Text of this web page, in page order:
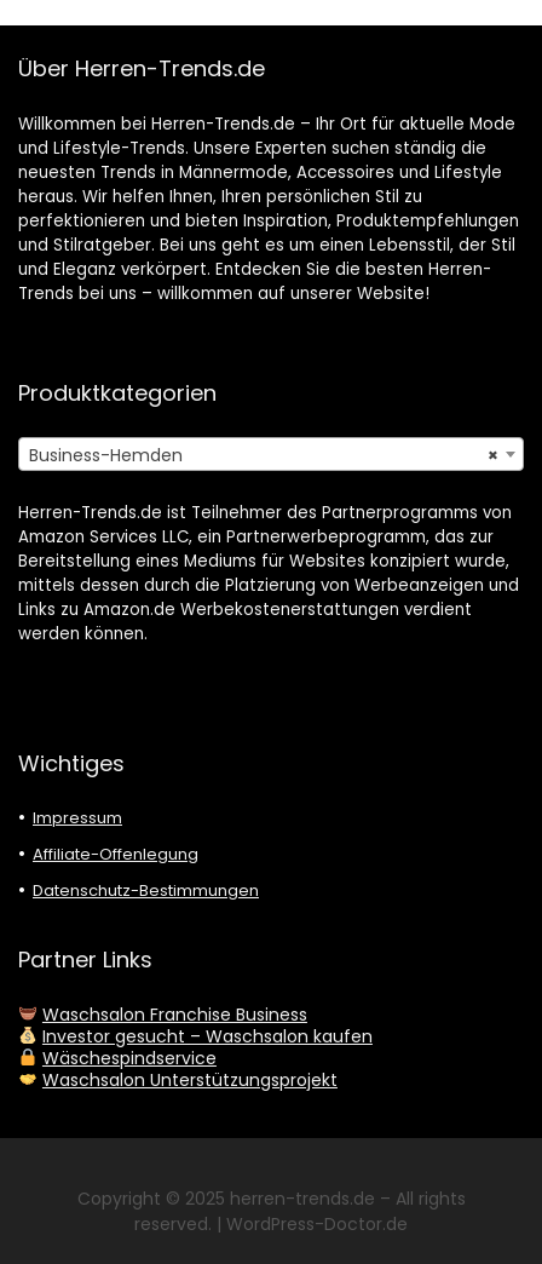
Über Herren-Trends.de
Willkommen bei Herren-Trends.de – Ihr Ort für aktuelle Mode
und Lifestyle-Trends. Unsere Experten suchen ständig die
neuesten Trends in Männermode, Accessoires und Lifestyle
heraus. Wir helfen Ihnen, Ihren persönlichen Stil zu
perfektionieren und bieten Inspiration, Produktempfehlungen
und Stilratgeber. Bei uns geht es um einen Lebensstil, der Stil
und Eleganz verkörpert. Entdecken Sie die besten Herren-
Trends bei uns – willkommen auf unserer Website!
Produktkategorien
×
Business-Hemden
Herren-Trends.de ist Teilnehmer des Partnerprogramms von
Amazon Services LLC, ein Partnerwerbeprogramm, das zur
Bereitstellung eines Mediums für Websites konzipiert wurde,
mittels dessen durch die Platzierung von Werbeanzeigen und
Links zu Amazon.de Werbekostenerstattungen verdient
werden können.
Wichtiges
Impressum
Affiliate-Offenlegung
Datenschutz-Bestimmungen
Partner Links
Waschsalon Franchise Business
Investor gesucht – Waschsalon kaufen
Wäschespindservice
Waschsalon Unterstützungsprojekt
Copyright © 2025 herren-trends.de – All rights
reserved. | WordPress-Doctor.de